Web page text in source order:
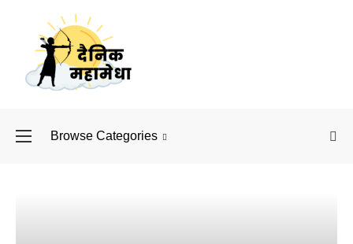
Browse Categories